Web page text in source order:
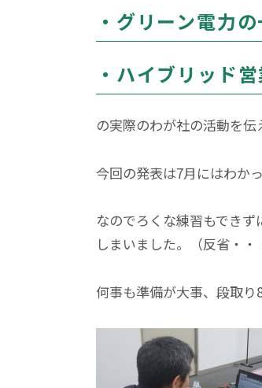
・グリーン電力
・ハイブリッド
の実際のわが社の活動を伝
今回の発表は7月にはわか
なのでろくな練習もでき
しまいました。（反省・・
何事も準備が大事、段取り